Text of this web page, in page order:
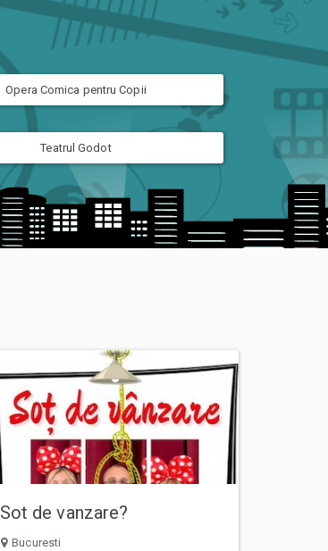
Opera Comica pentru Copii
Teatrul Godot
Sot de vanzare?
Bucuresti